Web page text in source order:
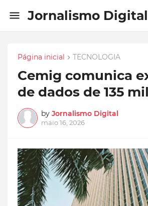
Jornalismo Digital
Página inicial TECNOLOGIA
Cemig comunica
de dados de 135
by Jornalismo Digital
maio 16, 2026